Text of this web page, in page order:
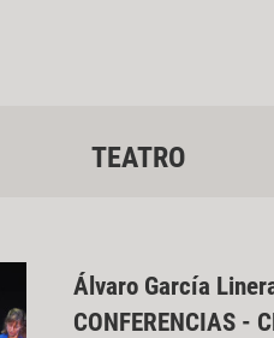
TEATRO
Álvaro García
CONFERENCIAS -